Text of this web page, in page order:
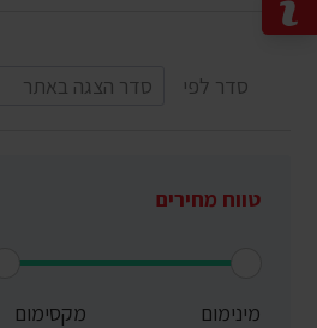
סדר לפי
טווח מחירים
מינימום מקסימום